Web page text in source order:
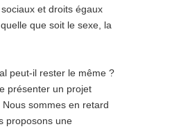
et droits égaux
que soit le sexe, la
peut-il rester le même ?
présenter un projet
sommes en retard
proposons une